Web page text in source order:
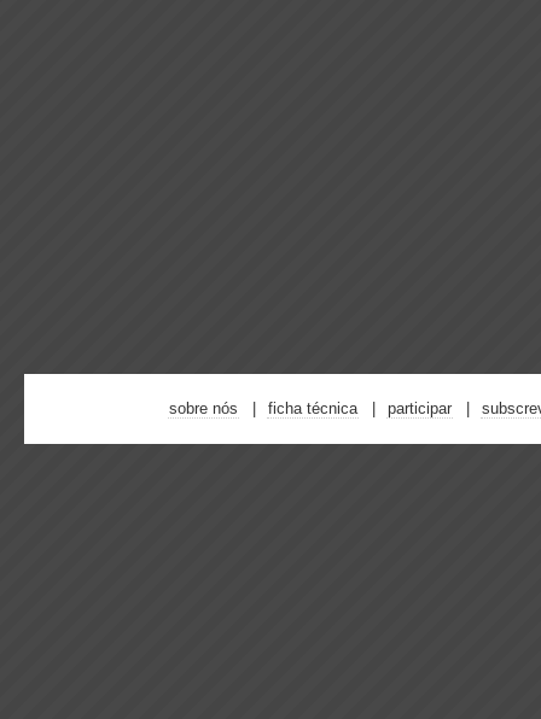
sobre nós ficha técnica participar